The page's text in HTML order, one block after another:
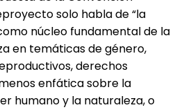
solo habla de “la
núcleo fundamental de la
en temáticas de género,
derechos
enfática sobre la
humano y la naturaleza, o